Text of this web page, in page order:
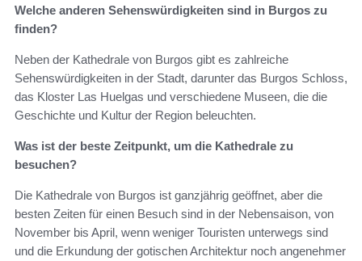
Welche anderen Sehenswürdigkeiten sind in Burgos zu
finden?
Neben der Kathedrale von Burgos gibt es zahlreiche
Sehenswürdigkeiten in der Stadt, darunter das Burgos Schloss,
das Kloster Las Huelgas und verschiedene Museen, die die
Geschichte und Kultur der Region beleuchten.
Was ist der beste Zeitpunkt, um die Kathedrale zu
besuchen?
Die Kathedrale von Burgos ist ganzjährig geöffnet, aber die
besten Zeiten für einen Besuch sind in der Nebensaison, von
November bis April, wenn weniger Touristen unterwegs sind
und die Erkundung der gotischen Architektur noch angenehmer